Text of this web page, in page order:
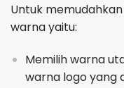
Untuk
warna yaitu:
Memilih warna
warna logo yang